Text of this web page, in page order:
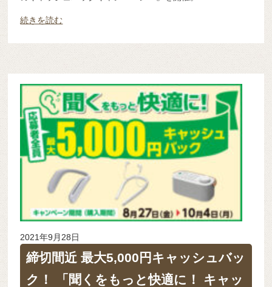
続きを読む
2021年9月28日
締切間近 最大5,000円キャッシュバッ
ク！ 「聞くをもっと快適に！ キャッ